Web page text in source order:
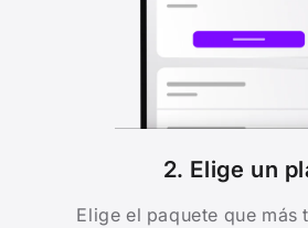
2. Elige un
Elige el paquete que más